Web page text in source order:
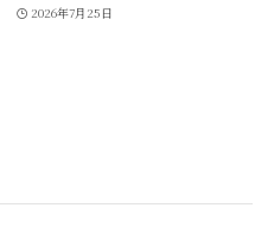
2026年7月25日